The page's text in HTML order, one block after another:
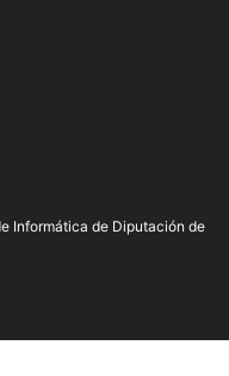
Informática de Diputación de